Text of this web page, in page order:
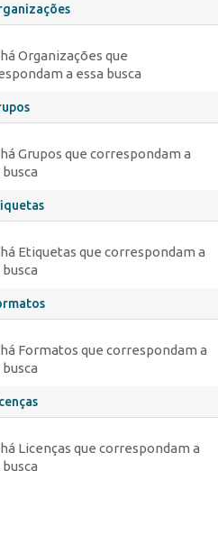
Organizações que
a essa busca
Grupos que correspondam a
busca
Etiquetas que correspondam a
busca
Formatos que correspondam a
busca
Licenças que correspondam a
busca